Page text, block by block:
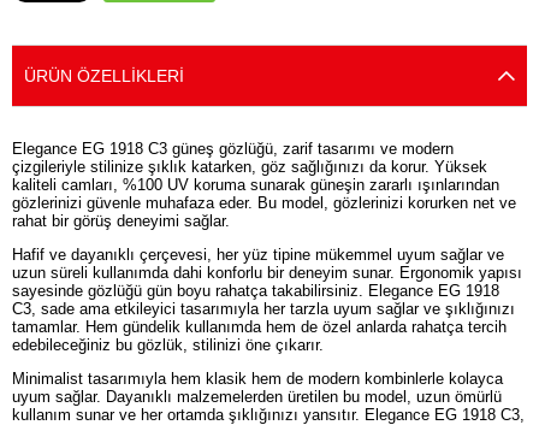
ÜRÜN ÖZELLIKLERI
Elegance EG 1918 C3 güneş gözlüğü, zarif tasarımı ve modern
çizgileriyle stilinize şıklık katarken, göz sağlığınızı da korur. Yüksek
kaliteli camları, %100 UV koruma sunarak güneşin zararlı ışınlarından
gözlerinizi güvenle muhafaza eder. Bu model, gözlerinizi korurken net ve
rahat bir görüş deneyimi sağlar.
Hafif ve dayanıklı çerçevesi, her yüz tipine mükemmel uyum sağlar ve
uzun süreli kullanımda dahi konforlu bir deneyim sunar. Ergonomik yapısı
sayesinde gözlüğü gün boyu rahatça takabilirsiniz. Elegance EG 1918
C3, sade ama etkileyici tasarımıyla her tarzla uyum sağlar ve şıklığınızı
tamamlar. Hem gündelik kullanımda hem de özel anlarda rahatça tercih
edebileceğiniz bu gözlük, stilinizi öne çıkarır.
Minimalist tasarımıyla hem klasik hem de modern kombinlerle kolayca
uyum sağlar. Dayanıklı malzemelerden üretilen bu model, uzun ömürlü
kullanım sunar ve her ortamda şıklığınızı yansıtır. Elegance EG 1918 C3,